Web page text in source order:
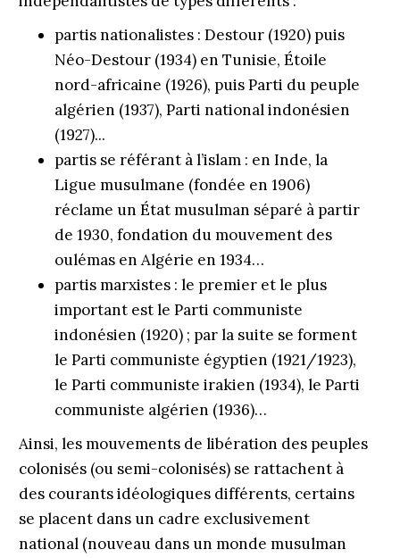
partis nationalistes : Destour (1920) puis
Néo-Destour (1934) en Tunisie, Étoile
nord-africaine (1926), puis Parti du peuple
algérien (1937), Parti national indonésien
(1927)...
partis se référant à l’islam : en Inde, la
Ligue musulmane (fondée en 1906)
réclame un État musulman séparé à partir
de 1930, fondation du mouvement des
oulémas en Algérie en 1934…
partis marxistes : le premier et le plus
important est le Parti communiste
indonésien (1920) ; par la suite se forment
le Parti communiste égyptien (1921/1923),
le Parti communiste irakien (1934), le Parti
communiste algérien (1936)…
Ainsi, les mouvements de libération des peuples
colonisés (ou semi-colonisés) se rattachent à
des courants idéologiques différents, certains
se placent dans un cadre exclusivement
national (nouveau dans un monde musulman